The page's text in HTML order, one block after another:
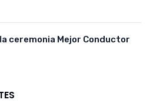
ceremonia Mejor Conductor